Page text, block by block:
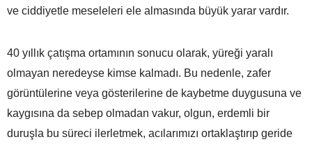
ve ciddiyetle meseleleri ele almasında büyük yarar vardır.
40 yıllık çatışma ortamının sonucu olarak, yüreği yaralı
olmayan neredeyse kimse kalmadı. Bu nedenle, zafer
görüntülerine veya gösterilerine de kaybetme duygusuna ve
kaygısına da sebep olmadan vakur, olgun, erdemli bir
duruşla bu süreci ilerletmek, acılarımızı ortaklaştırıp geride